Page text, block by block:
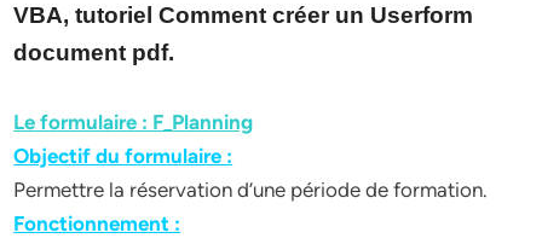
VBA, tutoriel Comment créer un Userform
document pdf.
Le formulaire : F_Planning
Objectif du formulaire :
Permettre la réservation d’une période de formation.
Fonctionnement :